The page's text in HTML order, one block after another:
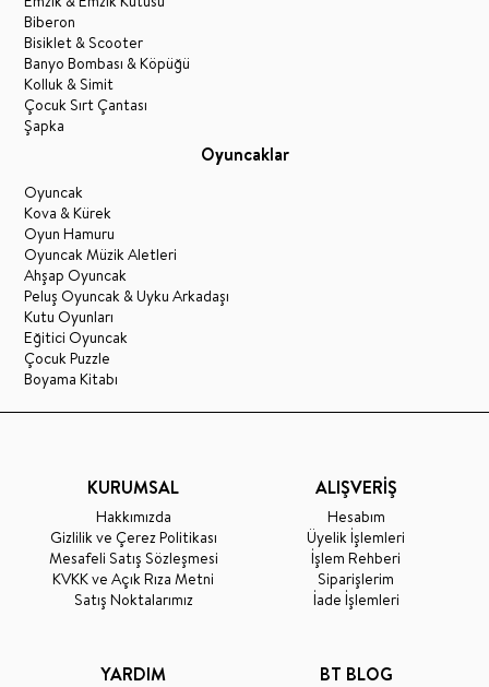
Biberon
Bisiklet & Scooter
Banyo Bombası & Köpüğü
Kolluk & Simit
Çocuk Sırt Çantası
Şapka
Oyuncaklar
Oyuncak
Kova & Kürek
Oyun Hamuru
Oyuncak Müzik Aletleri
Ahşap Oyuncak
Peluş Oyuncak & Uyku Arkadaşı
Kutu Oyunları
Eğitici Oyuncak
Çocuk Puzzle
Boyama Kitabı
KURUMSAL
Hakkımızda
Gizlilik ve Çerez Politikası
Mesafeli Satış Sözleşmesi
KVKK ve Açık Rıza Metni
Satış Noktalarımız
ALIŞVERİŞ
Hesabım
Üyelik İşlemleri
İşlem Rehberi
Siparişlerim
İade İşlemleri
YARDIM BT BLOG